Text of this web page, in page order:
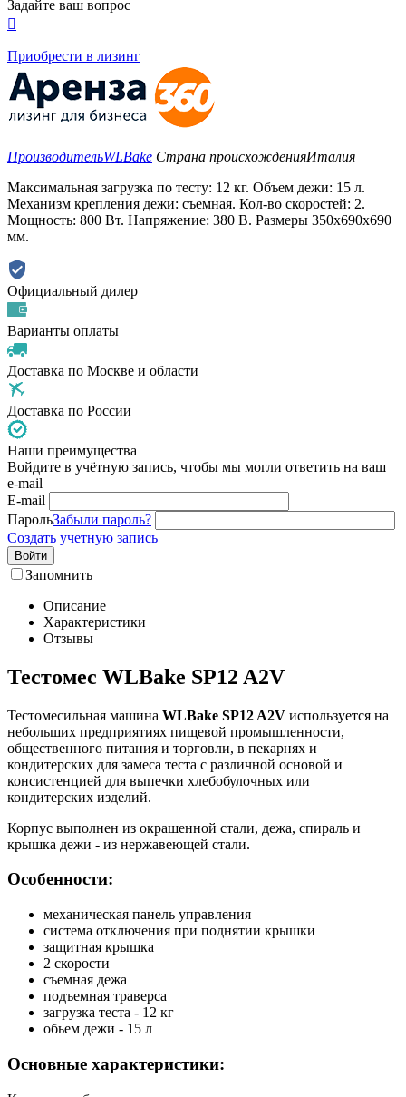
Задайте ваш вопрос

Приобрести в лизинг
ПроизводительWLBake Страна происхожденияИталия
Максимальная загрузка по тесту: 12 кг. Объем дежи: 15 л.
Механизм крепления дежи: съемная. Кол-во скоростей: 2.
Мощность: 800 Вт. Напряжение: 380 В. Размеры 350x690x690
мм.
Официальный дилер
Варианты оплаты
Доставка по Москве и области
Доставка по России
Наши преимущества
Войдите в учётную запись, чтобы мы могли ответить на ваш
e-mail
E-mail
ПарольЗабыли пароль?
Создать учетную запись
Войти
Запомнить
Описание
Характеристики
Отзывы
Тестомес WLBake SP12 A2V
Тестомесильная машина WLBake SP12 A2V используется на
небольших предприятиях пищевой промышленности,
общественного питания и торговли, в пекарнях и
кондитерских для замеса теста с различной основой и
консистенцией для выпечки хлебобулочных или
кондитерских изделий.
Корпус выполнен из окрашенной стали, дежа, спираль и
крышка дежи - из нержавеющей стали.
Особенности:
механическая панель управления
система отключения при поднятии крышки
защитная крышка
2 скорости
съемная дежа
подъемная траверса
загрузка теста - 12 кг
обьем дежи - 15 л
Основные характеристики: